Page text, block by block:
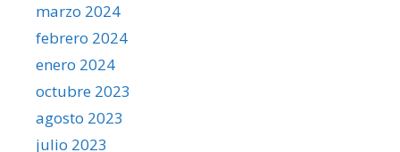
marzo 2024
febrero 2024
enero 2024
octubre 2023
agosto 2023
julio 2023